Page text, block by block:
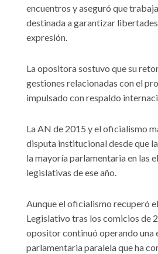
encuentros y aseguró que
destinada a garantizar
expresión.
La opositora sostuvo que su
gestiones relacionadas con el
impulsado con respaldo
La AN de 2015 y el oficialismo
disputa institucional desde que
la mayoría parlamentaria en las
legislativas de ese año.
Aunque el oficialismo recuperó
Legislativo tras los comicios de
opositor continuó operando una
parlamentaria paralela que ha